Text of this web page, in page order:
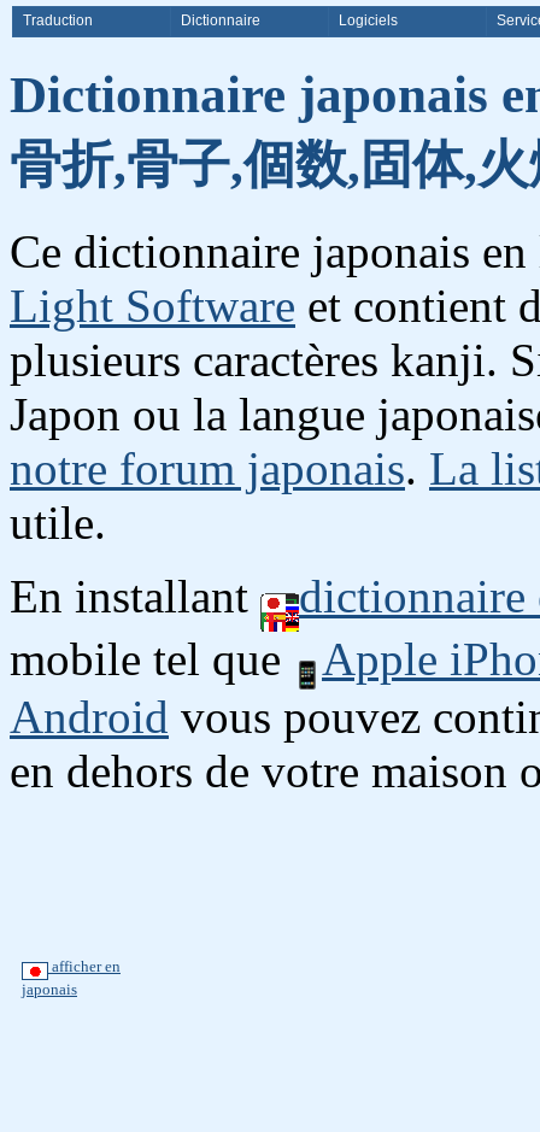
Traduction Dictionnaire Logiciels
Dictionnaire japonais
骨折,骨子,個数,固体,
Ce dictionnaire japonais
Light Software et contient
plusieurs caractères kanji.
Japon ou la langue
notre forum japonais. La
utile.
En installant
mobile tel que
Apple
Android vous pouvez
en dehors de votre maison
afficher en
japonais